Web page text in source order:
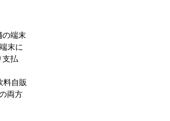
端末
末に
支払
料自販
両方